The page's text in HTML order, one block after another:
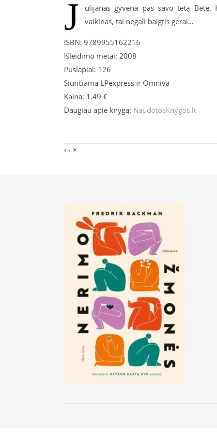
J
ulijanas gyvena pas savo tetą
vaikinas, tai negali baigtis gerai…
ISBN: 9789955162216
Išleidimo metai: 2008
Puslapiai: 126
Siunčiama LPexpress ir Omniva
Kaina: 1.49 €
Daugiau apie knygą: NaudotosKnygos.lt
‹ › ×